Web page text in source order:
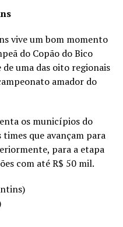
vive um bom momento
do Copão do Bico
uma das oito regionais
amador do
os municípios do
que avançam para
para a etapa
com até R$ 50 mil.